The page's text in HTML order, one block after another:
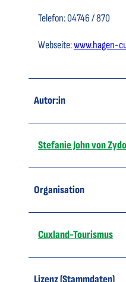
Telefon: 04746 / 870
Webseite:www.hagen-
Autor:in
Stefanie John von
Organisation
Cuxland-Tourismus
Lizenz (Stammdaten)